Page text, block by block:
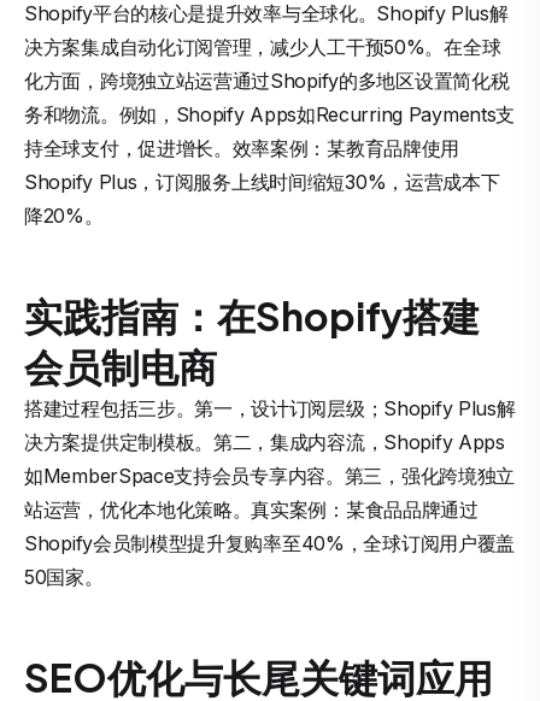
Shopify平台的核心是提升效率与全球化。Shopify Plus解
决方案集成自动化订阅管理，减少人工干预50%。在全球
化方面，跨境独立站运营通过Shopify的多地区设置简化税
务和物流。例如，Shopify Apps如Recurring Payments支
持全球支付，促进增长。效率案例：某教育品牌使用
Shopify Plus，订阅服务上线时间缩短30%，运营成本下
降20%。
实践指南：在Shopify搭建
会员制电商
搭建过程包括三步。第一，设计订阅层级；Shopify Plus解
决方案提供定制模板。第二，集成内容流，Shopify Apps
如MemberSpace支持会员专享内容。第三，强化跨境独立
站运营，优化本地化策略。真实案例：某食品品牌通过
Shopify会员制模型提升复购率至40%，全球订阅用户覆盖
50国家。
SEO优化与长尾关键词应用